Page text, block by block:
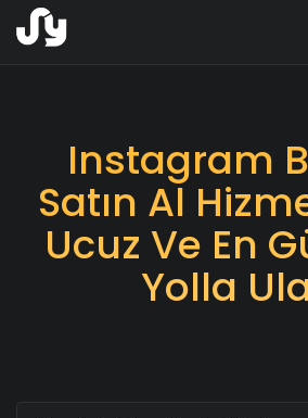
Instagram
Satın Al
Ucuz Ve En
Yolla